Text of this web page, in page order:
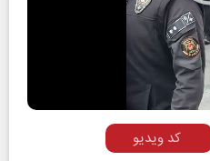
کد ویدیو